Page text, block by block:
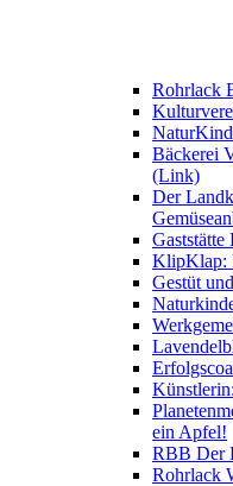
Rohrlack
Bäckerei
(Link)
Der
KlipKlap:
Gestüt
ein Apfel!
RBB Der
Rohrlack